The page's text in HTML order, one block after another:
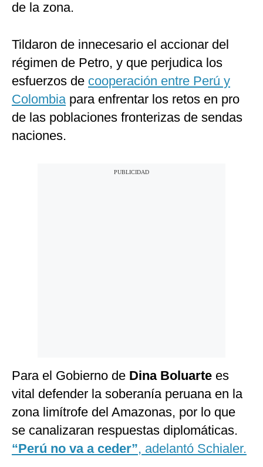
de la zona.
Tildaron de innecesario el accionar del
régimen de Petro, y que perjudica los
esfuerzos de cooperación entre Perú y
Colombiapara enfrentar los retos en pro
de las poblaciones fronterizas de sendas
naciones.
Para el Gobierno de Dina Boluarte es
vital defender la soberanía peruana en la
zona limítrofe del Amazonas, por lo que
se canalizaran respuestas diplomáticas.
“Perú no va a ceder”, adelantó Schialer.